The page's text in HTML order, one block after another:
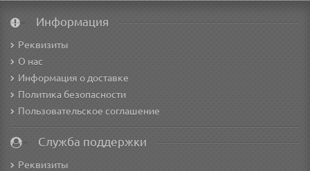
Информация
Реквизиты
О нас
Информация о доставке
Политика безопасности
Пользовательское соглашение
Служба поддержки
Реквизиты